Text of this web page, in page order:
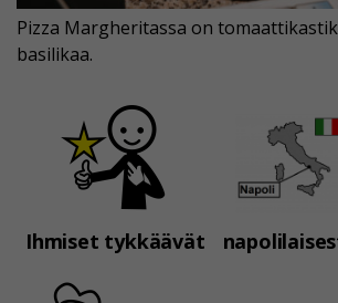
Ihmiset tykkäävät
Pizza Margheritassa on
basilikaa.